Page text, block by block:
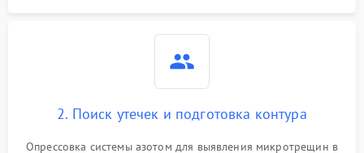
1800 ₽
2. Поиск утечек и подготовка контура
Опрессовка системы азотом для выявления микротрещин в